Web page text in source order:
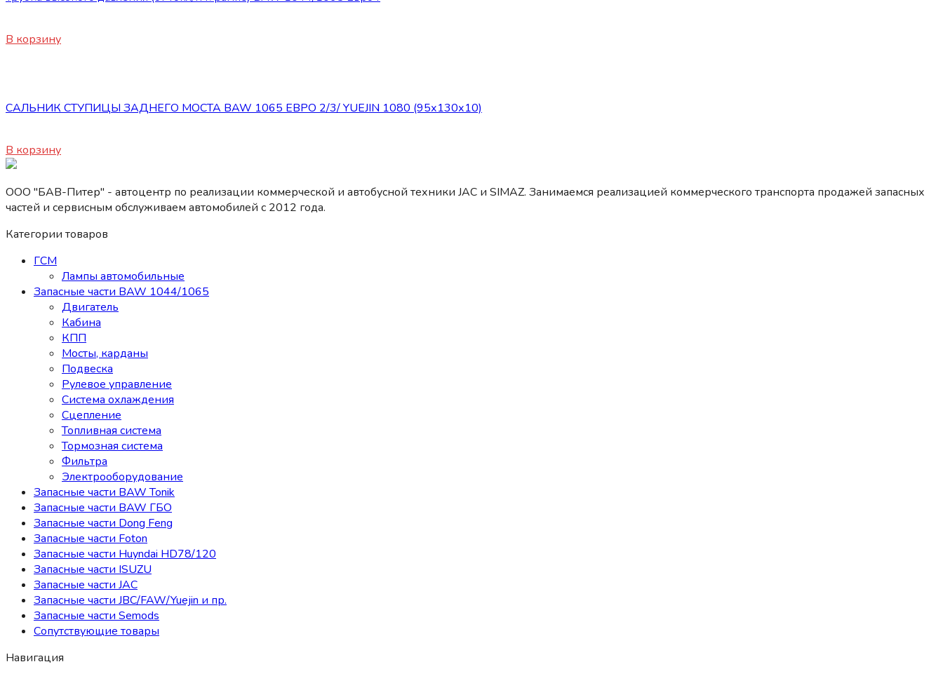
В корзину
САЛЬНИК СТУПИЦЫ ЗАДНЕГО МОСТА BAW 1065 ЕВРО 2/3/ YUEJIN 1080 (95х130х10)
В корзину
ООО "БАВ-Питер" - автоцентр по реализации коммерческой и автобусной техники JAC и SIMAZ. Занимаемся реализацией коммерческого транспорта продажей запасных
частей и сервисным обслуживаем автомобилей c 2012 года.
Категории товаров
ГСМ
Лампы автомобильные
Запасные части BAW 1044/1065
Двигатель
Кабина
КПП
Мосты, карданы
Подвеска
Рулевое управление
Система охлаждения
Сцепление
Топливная система
Тормозная система
Фильтра
Электрооборудование
Запасные части BAW Tonik
Запасные части BAW ГБО
Запасные части Dong Feng
Запасные части Foton
Запасные части Huyndai HD78/120
Запасные части ISUZU
Запасные части JAC
Запасные части JBC/FAW/Yuejin и пр.
Запасные части Semods
Сопутствующие товары
Навигация